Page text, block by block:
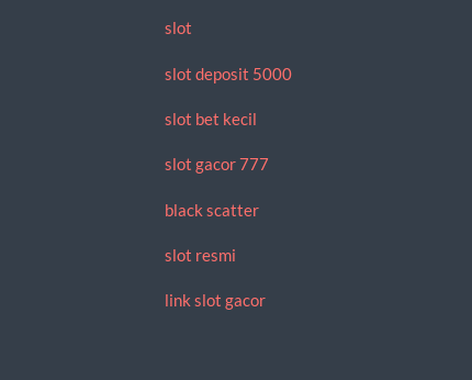
slot
slot deposit 5000
slot bet kecil
slot gacor 777
black scatter
slot resmi
link slot gacor